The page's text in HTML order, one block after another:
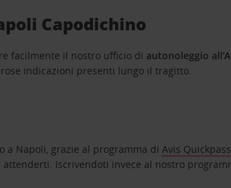
Capodichino
facilmente il nostro ufficio di autonoleggio
indicazioni presenti lungo il tragitto.
a Napoli, grazie al programma diAvis Quickpass
Iscrivendoti invece al nostro